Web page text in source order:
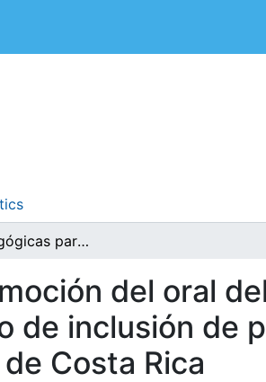
Fichas pedagógicas para la promoción del oral del francés como lengua extranjera en el proyecto de inclusión de personas con discapacidad de la Universidad de Costa Rica
del oral
de inclusión de
Costa Rica